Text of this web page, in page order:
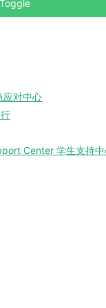
应对中心
Center 学生支持